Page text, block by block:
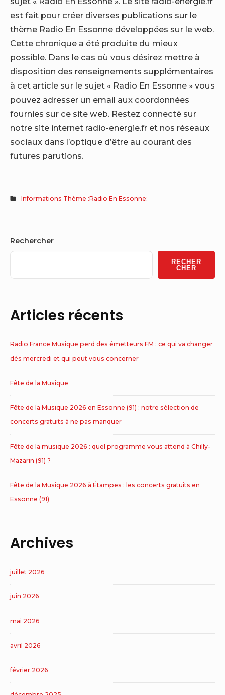
est fait pour créer diverses publications sur le
thème Radio En Essonne développées sur le web.
Cette chronique a été produite du mieux
possible. Dans le cas où vous désirez mettre à
disposition des renseignements supplémentaires
à cet article sur le sujet « Radio En Essonne » vous
pouvez adresser un email aux coordonnées
fournies sur ce site web. Restez connecté sur
notre site internet radio-energie.fr et nos réseaux
sociaux dans l’optique d’être au courant des
futures parutions.
Informations Thème :Radio En Essonne:
Sidebar
Widget
Area
Rechercher
RECHER
CHER
Articles récents
Radio France Musique perd des émetteurs FM : ce qui va changer
dès mercredi et qui peut vous concerner
Fête de la Musique
Fête de la Musique 2026 en Essonne (91) : notre sélection de
concerts gratuits à ne pas manquer
Fête de la musique 2026 : quel programme vous attend à Chilly-
Mazarin (91) ?
Fête de la Musique 2026 à Étampes : les concerts gratuits en
Essonne (91)
Archives
juillet 2026
juin 2026
mai 2026
avril 2026
février 2026